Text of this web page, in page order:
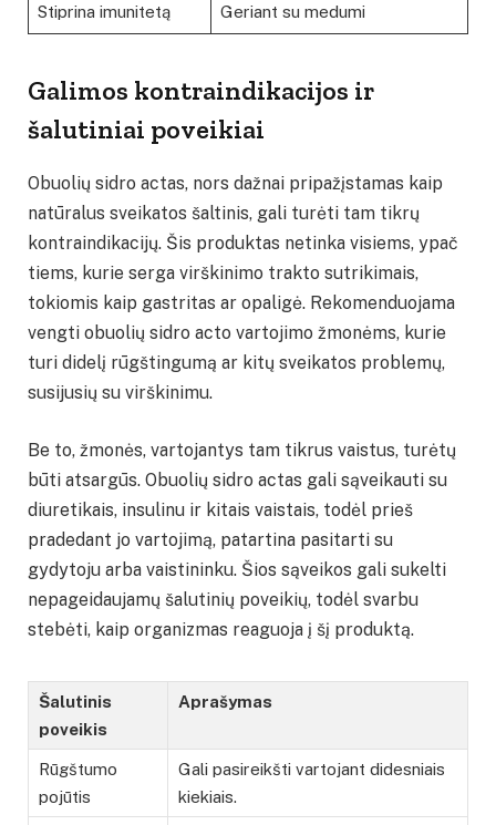
Stiprina imunitetą Geriant su medumi
Galimos kontraindikacijos ir
šalutiniai poveikiai
Obuolių sidro actas, nors dažnai pripažįstamas kaip
natūralus sveikatos šaltinis, gali turėti tam tikrų
kontraindikacijų. Šis produktas netinka visiems, ypač
tiems, kurie serga virškinimo trakto sutrikimais,
tokiomis kaip gastritas ar opaligė. Rekomenduojama
vengti obuolių sidro acto vartojimo žmonėms, kurie
turi didelį rūgštingumą ar kitų sveikatos problemų,
susijusių su virškinimu.
Be to, žmonės, vartojantys tam tikrus vaistus, turėtų
būti atsargūs. Obuolių sidro actas gali sąveikauti su
diuretikais, insulinu ir kitais vaistais, todėl prieš
pradedant jo vartojimą, patartina pasitarti su
gydytoju arba vaistininku. Šios sąveikos gali sukelti
nepageidaujamų šalutinių poveikių, todėl svarbu
stebėti, kaip organizmas reaguoja į šį produktą.
Šalutinis
poveikis
Aprašymas
Rūgštumo
pojūtis
Gali pasireikšti vartojant didesniais
kiekiais.